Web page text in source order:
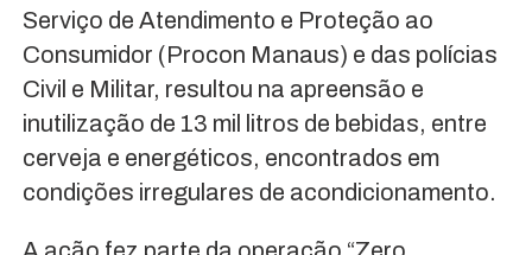
Serviço de Atendimento e Proteção ao
Consumidor (Procon Manaus) e das polícias
Civil e Militar, resultou na apreensão e
inutilização de 13 mil litros de bebidas, entre
cerveja e energéticos, encontrados em
condições irregulares de acondicionamento.